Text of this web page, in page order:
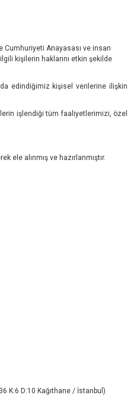
Cumhuriyeti Anayasası ve insan
kişilerin haklarını etkin şekilde
edindiğimiz kişisel verilerine ilişkin
işlendiği tüm faaliyetlerimizi, özel
alınmış ve hazırlanmıştır.
K:6 D:10 Kağıthane / İstanbul)